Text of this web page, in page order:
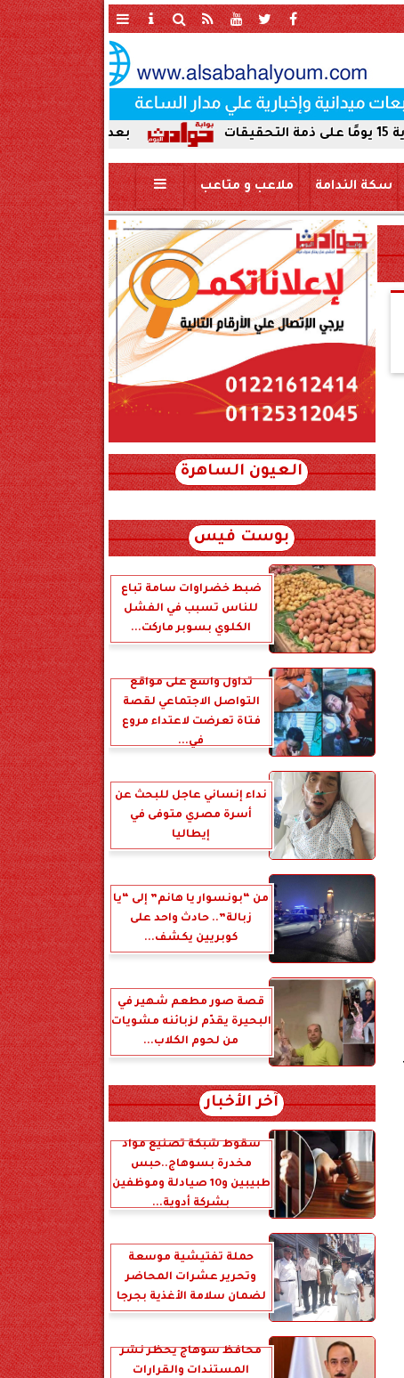
بعد ضبط حمير مذبوحة في
سكة الندامة ملاعب و متاعب
العيون الساهرة
بوست فيس
ضبط خضراوات سامة تباع
للناس تسبب في الفشل
الكلوي بسوبر ماركت...
تداول واسع على مواقع
التواصل الاجتماعي لقصة
فتاة تعرضت لاعتداء مروع
في...
نداء إنساني عاجل للبحث عن
أسرة مصري متوفى في
إيطاليا
من “بونسوار يا هانم” إلى “يا
زبالة”.. حادث واحد على
كوبريين يكشف...
قصة صور مطعم شهير في
البحيرة يقدّم لزبائنه مشويات
من لحوم الكلاب...
آخر الأخبار
سقوط شبكة تصنيع مواد
مخدرة بسوهاج..حبس
طبيبين و10 صيادلة وموظفين
بشركة أدوية...
حملة تفتيشية موسعة
وتحرير عشرات المحاضر
لضمان سلامة الأغذية بجرجا
محافظ سوهاج يحظر نشر
المستندات والقرارات